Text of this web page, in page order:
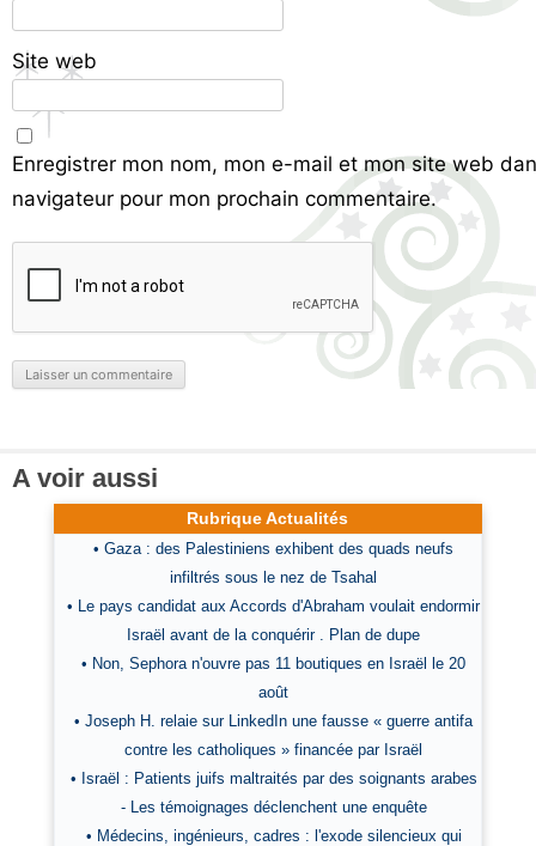
Site web
Enregistrer mon nom, mon e-mail et mon site web
navigateur pour mon prochain commentaire.
A voir aussi
Rubrique Actualités
• Gaza : des Palestiniens exhibent des quads neufs
infiltrés sous le nez de Tsahal
• Le pays candidat aux Accords d'Abraham voulait endormir
Israël avant de la conquérir . Plan de dupe
• Non, Sephora n'ouvre pas 11 boutiques en Israël le 20
août
• Joseph H. relaie sur LinkedIn une fausse « guerre antifa
contre les catholiques » financée par Israël
• Israël : Patients juifs maltraités par des soignants arabes
- Les témoignages déclenchent une enquête
• Médecins, ingénieurs, cadres : l'exode silencieux qui